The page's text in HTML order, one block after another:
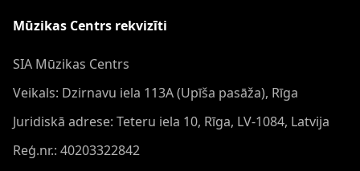
Mūzikas Centrs rekvizīti
SIA Mūzikas Centrs
Veikals: Dzirnavu iela 113A (Upīša pasāža), Rīga
Juridiskā adrese: Teteru iela 10, Rīga, LV-1084, Latvija
Reģ.nr.: 40203322842